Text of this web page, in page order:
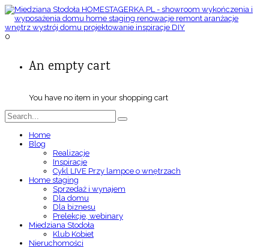
0
An empty cart
You have no item in your shopping cart
Home
Blog
Realizacje
Inspiracje
Cykl LIVE Przy lampce o wnętrzach
Home staging
Sprzedaż i wynajem
Dla domu
Dla biznesu
Prelekcje, webinary
Miedziana Stodoła
Klub Kobiet
Nieruchomości